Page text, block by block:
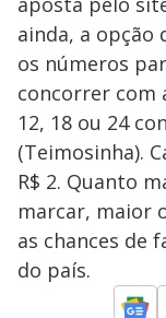
ainda, a opção
os números
concorrer com
12, 18 ou 24
(Teimosinha).
R$ 2. Quanto
marcar, maior
as chances de
do país.